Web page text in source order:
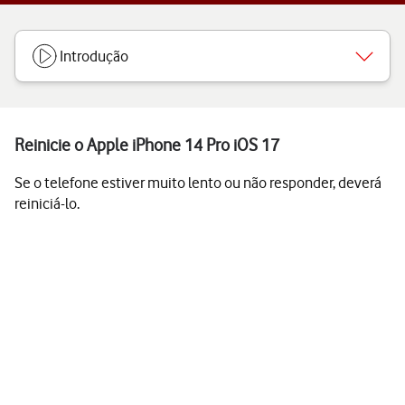
Introdução
Reinicie o Apple iPhone 14 Pro iOS 17
Se o telefone estiver muito lento ou não responder, deverá
reiniciá-lo.